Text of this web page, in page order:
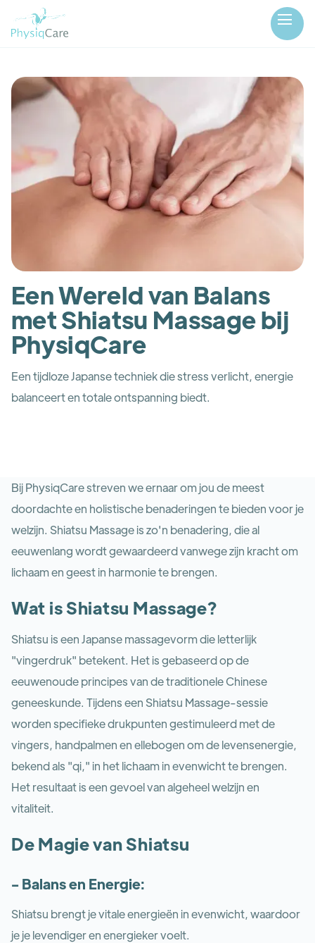
Een Wereld van Balans
met Shiatsu Massage bij
PhysiqCare
Een tijdloze Japanse techniek die stress verlicht, energie
balanceert en totale ontspanning biedt.
Bij PhysiqCare streven we ernaar om jou de meest
doordachte en holistische benaderingen te bieden voor je
welzijn. Shiatsu Massage is zo'n benadering, die al
eeuwenlang wordt gewaardeerd vanwege zijn kracht om
lichaam en geest in harmonie te brengen.
Wat is Shiatsu Massage?
Shiatsu is een Japanse massagevorm die letterlijk
"vingerdruk" betekent. Het is gebaseerd op de
eeuwenoude principes van de traditionele Chinese
geneeskunde. Tijdens een Shiatsu Massage-sessie
worden specifieke drukpunten gestimuleerd met de
vingers, handpalmen en ellebogen om de levensenergie,
bekend als "qi," in het lichaam in evenwicht te brengen.
Het resultaat is een gevoel van algeheel welzijn en
vitaliteit.
De Magie van Shiatsu
- Balans en Energie:
Shiatsu brengt je vitale energieën in evenwicht, waardoor
je je levendiger en energieker voelt.